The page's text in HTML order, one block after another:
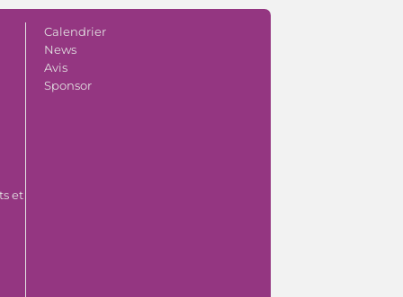
et
Calendrier
News
Avis
Sponsor